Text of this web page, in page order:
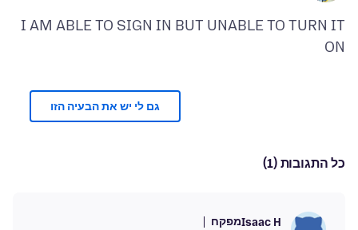
I AM ABLE TO SIGN IN BUT UNABLE TO TURN IT
ON
גם לי יש את הבעיה הזו
כל התגובות (1)
Isaac Hמפקח